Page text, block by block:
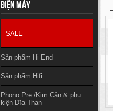
Điện máy
SALE
Sản phẩm Hi-End
Sản phẩm Hifi
Phono Pre /Kim Cần & phụ
kiện Đĩa Than